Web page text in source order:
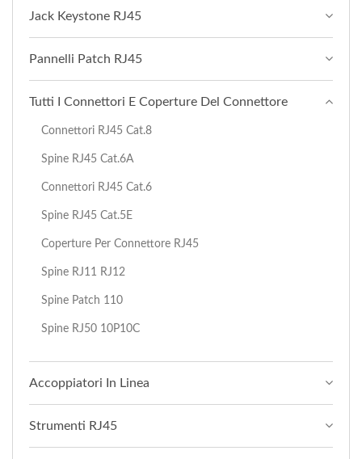
Jack Keystone RJ45
Pannelli Patch RJ45
Tutti I Connettori E Coperture Del Connettore
Connettori RJ45 Cat.8
Spine RJ45 Cat.6A
Connettori RJ45 Cat.6
Spine RJ45 Cat.5E
Coperture Per Connettore RJ45
Spine RJ11 RJ12
Spine Patch 110
Spine RJ50 10P10C
Accoppiatori In Linea
Strumenti RJ45